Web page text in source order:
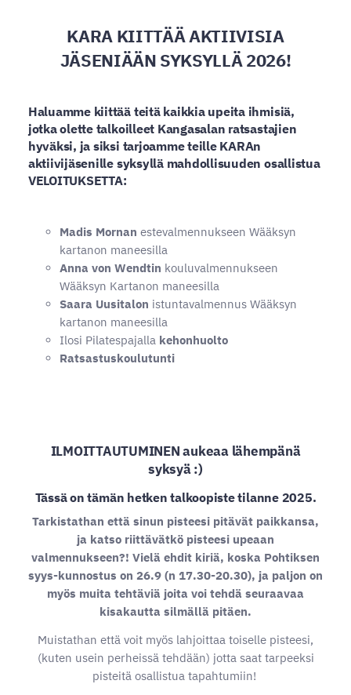
KARA KIITTÄÄ AKTIIVISIA
JÄSENIÄÄN SYKSYLLÄ 2026!
Haluamme kiittää teitä kaikkia upeita ihmisiä,
jotka olette talkoilleet Kangasalan ratsastajien
hyväksi, ja siksi tarjoamme teille KARAn
aktiivijäsenille syksyllä mahdollisuuden osallistua
VELOITUKSETTA:
Madis Mornan estevalmennukseen Wääksyn
kartanon maneesilla
Anna von Wendtin kouluvalmennukseen
Wääksyn Kartanon maneesilla
Saara Uusitalon istuntavalmennus Wääksyn
kartanon maneesilla
Ilosi Pilatespajalla kehonhuolto
Ratsastuskoulutunti
ILMOITTAUTUMINEN aukeaa lähempänä
syksyä :)
Tässä on tämän hetken talkoopiste tilanne 2025.
Tarkistathan että sinun pisteesi pitävät paikkansa,
ja katso riittävätkö pisteesi upeaan
valmennukseen?! Vielä ehdit kiriä, koska Pohtiksen
syys-kunnostus on 26.9 (n 17.30-20.30), ja paljon on
myös muita tehtäviä joita voi tehdä seuraavaa
kisakautta silmällä pitäen.
Muistathan että voit myös lahjoittaa toiselle pisteesi,
(kuten usein perheissä tehdään) jotta saat tarpeeksi
pisteitä osallistua tapahtumiin!